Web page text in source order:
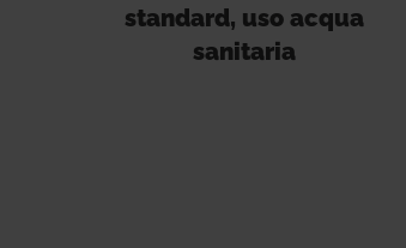
standard, uso acqua
sanitaria